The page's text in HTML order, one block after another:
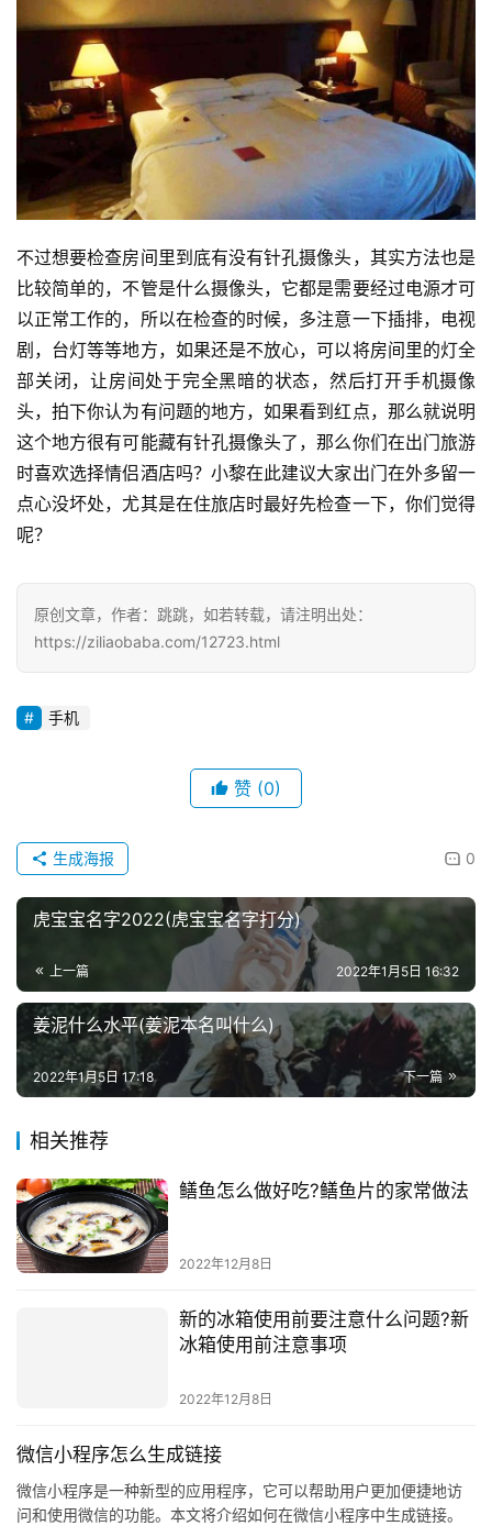
每
诗
不过想要检查房间里到底有没有针孔摄像头，其实方法也是
比较简单的，不管是什么摄像头，它都是需要经过电源才可
以正常工作的，所以在检查的时候，多注意一下插排，电视
剧，台灯等等地方，如果还是不放心，可以将房间里的灯全
部关闭，让房间处于完全黑暗的状态，然后打开手机摄像
头，拍下你认为有问题的地方，如果看到红点，那么就说明
这个地方很有可能藏有针孔摄像头了，那么你们在出门旅游
时喜欢选择情侣酒店吗？小黎在此建议大家出门在外多留一
点心没坏处，尤其是在住旅店时最好先检查一下，你们觉得
呢？
原创文章，作者：跳跳，如若转载，请注明出处：
https://ziliaobaba.com/12723.html
手机
赞 (0)
0
生成海报
虎宝宝名字2022(虎宝宝名字打分)
上一篇 2022年1月5日 16:32
姜泥什么水平(姜泥本名叫什么)
下一篇
2022年1月5日 17:18
相关推荐
鳝鱼怎么做好吃?鳝鱼片的家常做法
2022年12月8日
新的冰箱使用前要注意什么问题?新
冰箱使用前注意事项
2022年12月8日
微信小程序怎么生成链接
微信小程序是一种新型的应用程序，它可以帮助用户更加便捷地访
问和使用微信的功能。本文将介绍如何在微信小程序中生成链接。